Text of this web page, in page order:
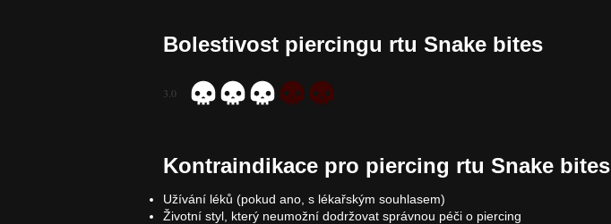
Bolestivost piercingu rtu Snake bites
3.0
durchschnittliches Rating ist 3 von 5
Kontraindikace pro piercing rtu Snake bites
Užívání léků (pokud ano, s lékařským souhlasem)
Životní styl, který neumožní dodržovat správnou péči o piercing